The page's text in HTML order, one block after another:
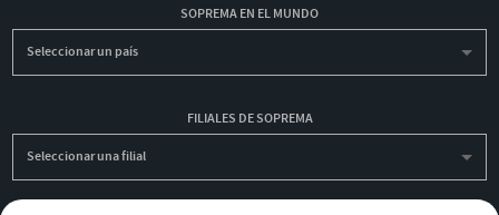
SOPREMA EN EL MUNDO
Seleccionar un país
FILIALES DE SOPREMA
Seleccionar una filial